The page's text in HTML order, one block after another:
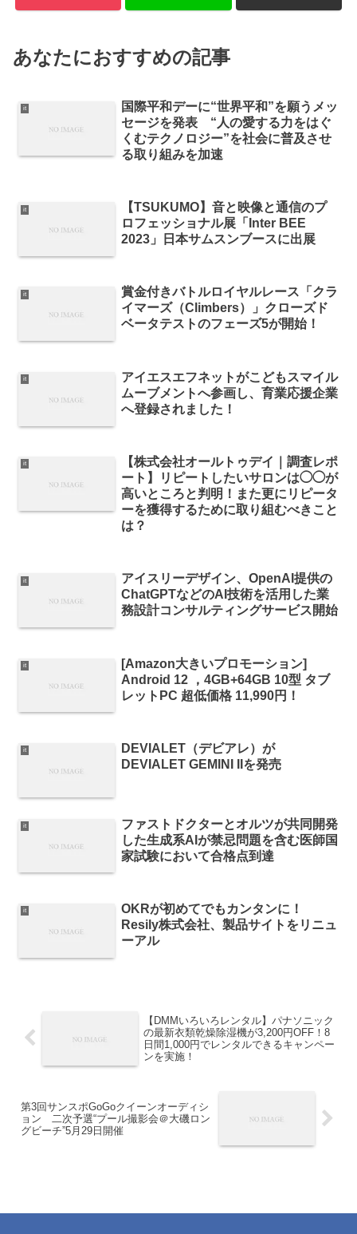
あなたにおすすめの記事
it
国際平和デーに“世界平和”を願うメッ
セージを発表 “人の愛する力をはぐ
くむテクノロジー”を社会に普及させ
る取り組みを加速
it
【TSUKUMO】音と映像と通信のプ
ロフェッショナル展「Inter BEE
2023」日本サムスンブースに出展
it
賞金付きバトルロイヤルレース「クラ
イマーズ（Climbers）」クローズド
ベータテストのフェーズ5が開始！
it
アイエスエフネットがこどもスマイル
ムーブメントへ参画し、育業応援企業
へ登録されました！
it
【株式会社オールトゥデイ｜調査レポ
ート】リピートしたいサロンは◯◯が
高いところと判明！また更にリピータ
ーを獲得するために取り組むべきこと
は？
it
アイスリーデザイン、OpenAI提供の
ChatGPTなどのAI技術を活用した業
務設計コンサルティングサービス開始
it
[Amazon大きいプロモーション]
Android 12 ，4GB+64GB 10型 タブ
レットPC 超低価格 11,990円！
it
DEVIALET（デビアレ）が
DEVIALET GEMINI IIを発売
it
ファストドクターとオルツが共同開発
した生成系AIが禁忌問題を含む医師国
家試験において合格点到達
it
OKRが初めてでもカンタンに！
Resily株式会社、製品サイトをリニュ
ーアル
【DMMいろいろレンタル】パナソニック
の最新衣類乾燥除湿機が3,200円OFF！8
日間1,000円でレンタルできるキャンペー
ンを実施！
第3回サンスポGoGoクイーンオーディシ
ョン 二次予選“プール撮影会＠大磯ロン
グビーチ”5月29日開催